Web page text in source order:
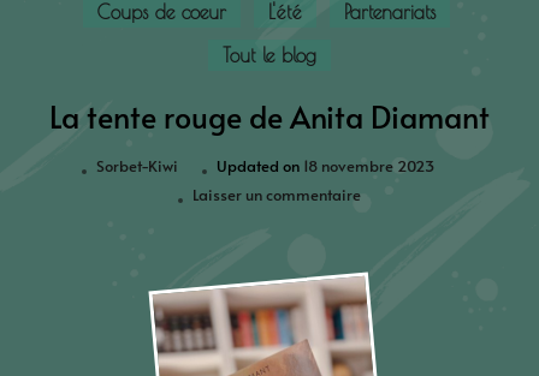
Coups de coeur L'été
Partenariats
Tout le blog
La tente rouge de Anita Diamant
Sorbet-Kiwi Updated on 18 novembre 2023
Laisser un commentaire